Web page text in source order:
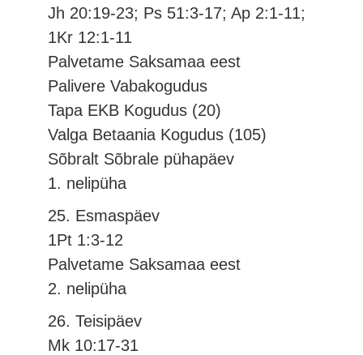
Jh 20:19-23; Ps 51:3-17; Ap 2:1-11;
1Kr 12:1-11
Palvetame Saksamaa eest
Palivere Vabakogudus
Tapa EKB Kogudus (20)
Valga Betaania Kogudus (105)
Sõbralt Sõbrale pühapäev
1. nelipüha
25. Esmaspäev
1Pt 1:3-12
Palvetame Saksamaa eest
2. nelipüha
26. Teisipäev
Mk 10:17-31